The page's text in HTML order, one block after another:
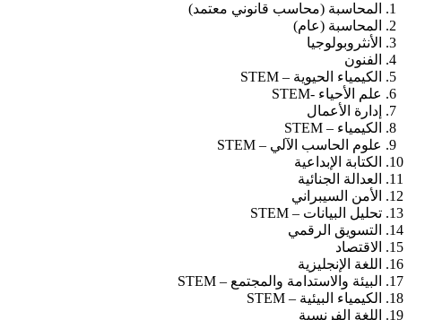
المحاسبة (محاسب قانوني معتمد)
المحاسبة (عام)
الأنثروبولوجيا
الفنون
الكيمياء الحيوية – STEM
علم الأحياء -STEM
إدارة الأعمال
الكيمياء – STEM
علوم الحاسب الآلي – STEM
الكتابة الإبداعية
العدالة الجنائية
الأمن السيبراني
تحليل البيانات – STEM
التسويق الرقمي
الاقتصاد
اللغة الإنجليزية
البيئة والاستدامة والمجتمع – STEM
الكيمياء البيئية – STEM
اللغة الفرنسية